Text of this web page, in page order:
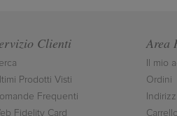
Clienti
Prodotti Visti
Frequenti
Fidelity Card
Area
Il mio
Ordini